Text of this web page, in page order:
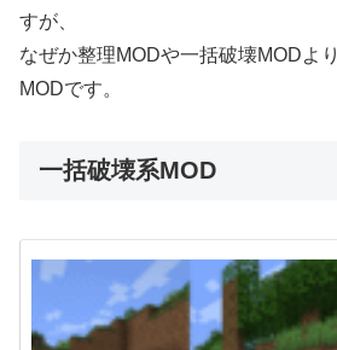
すが、
なぜか整理MODや一括破壊MODよ
MODです。
一括破壊系MOD